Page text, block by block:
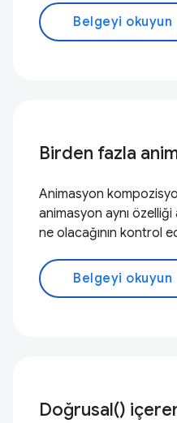
Belgeyi okuyun
Birden fazla
Animasyon
animasyon aynı
ne olacağının kontrol
Belgeyi okuyun
Doğrusal()